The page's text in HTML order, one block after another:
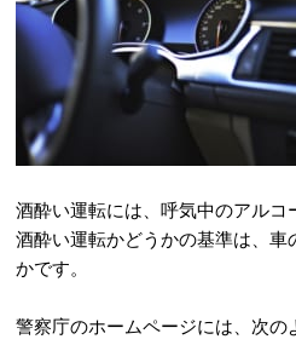
酒酔い運転には、呼気中のアルコ
酒酔い運転かどうかの基準は、車
かです。
警察庁のホームページには、次の